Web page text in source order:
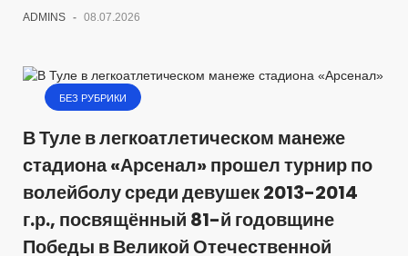
ADMINS - 08.07.2026
БЕЗ РУБРИКИ
В Туле в легкоатлетическом манеже
стадиона «Арсенал» прошел турнир по
волейболу среди девушек 2013-2014
г.р., посвящённый 81-й годовщине
Победы в Великой Отечественной